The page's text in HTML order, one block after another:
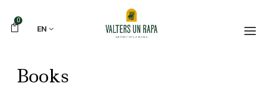
0
EN
Books